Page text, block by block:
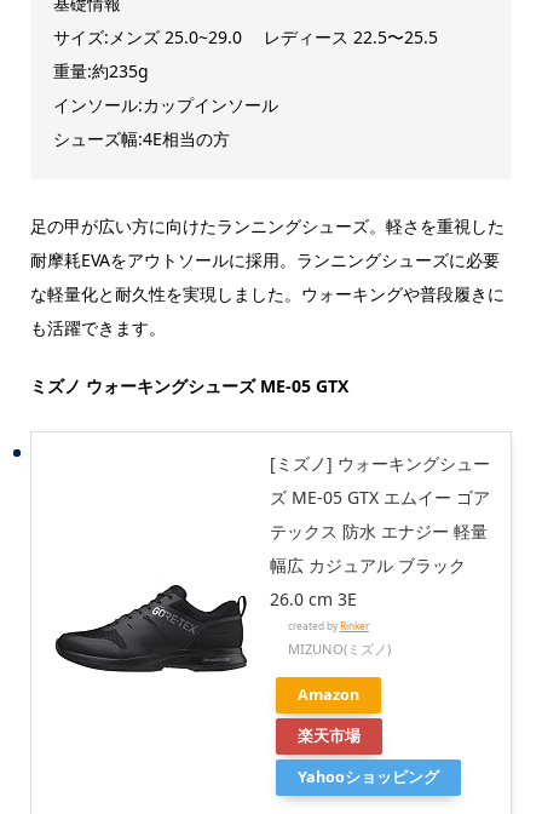
サイズ:メンズ 25.0~29.0 レディース 22.5〜25.5
重量:約235g
インソール:カップインソール
シューズ幅:4E相当の方
足の甲が広い方に向けたランニングシューズ。軽さを重視した
耐摩耗EVAをアウトソールに採用。ランニングシューズに必要
な軽量化と耐久性を実現しました。ウォーキングや普段履きに
も活躍できます。
ミズノ ウォーキングシューズ ME-05 GTX
[ミズノ] ウォーキングシュー
ズ ME-05 GTX エムイー ゴア
テックス 防水 エナジー 軽量
幅広 カジュアル ブラック
26.0 cm 3E
created byRinker
MIZUNO(ミズノ)
Amazon
楽天市場
Yahooショッピング